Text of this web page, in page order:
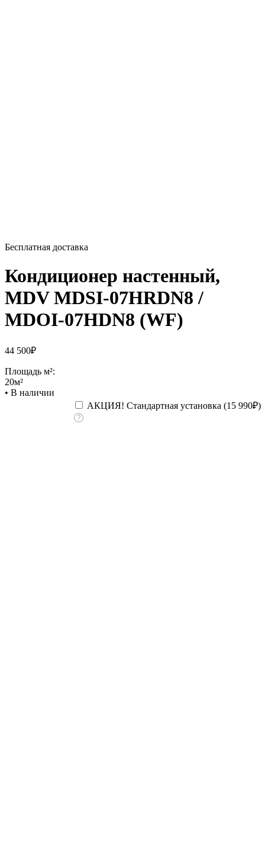
Бесплатная доставка
Кондиционер настенный,
MDV MDSI-07HRDN8 /
MDOI-07HDN8 (WF)
44 500₽
Площадь м²:
20м²
• В наличии
АКЦИЯ! Стандартная установка (15 990₽)